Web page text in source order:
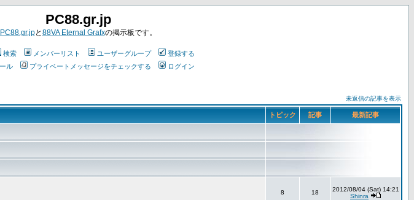
PC88.gr.jp
PC88.gr.jpと88VA Eternal Grafxの掲示板です。
検索 メンバーリスト ユーザーグループ
登録する
ル
プライベートメッセージをチェックする ログイン
未返信の記事を表示
トピック 記事 最新記事
8 18
2012/08/04 (Sat) 14:21
Shinra